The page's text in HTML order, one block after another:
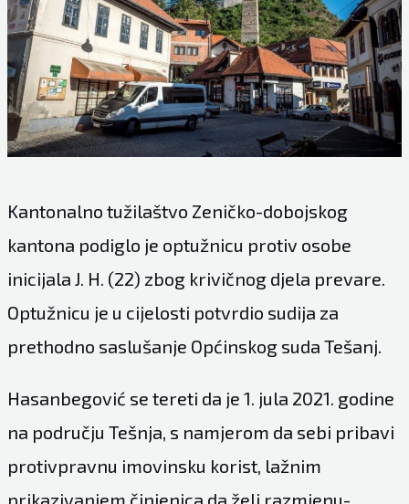
Kantonalno tužilaštvo Zeničko-dobojskog
kantona podiglo je optužnicu protiv osobe
inicijala J. H. (22) zbog krivičnog djela prevare.
Optužnicu je u cijelosti potvrdio sudija za
prethodno saslušanje Općinskog suda Tešanj.
Hasanbegović se tereti da je 1. jula 2021. godine
na području Tešnja, s namjerom da sebi pribavi
protivpravnu imovinsku korist, lažnim
prikazivanjem činjenica da želi razmjenu-